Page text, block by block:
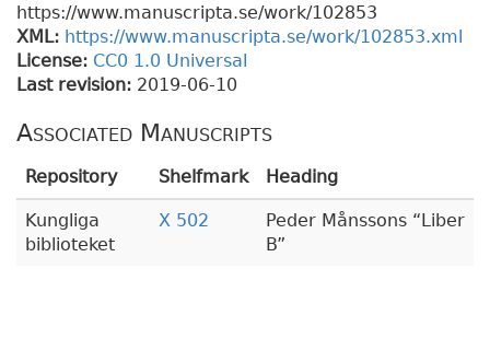
https://www.manuscripta.se/work/102853
XML: https://www.manuscripta.se/work/102853.xml
License: CC0 1.0 Universal
Last revision: 2019-06-10
Associated Manuscripts
Repository Shelfmark Heading
Kungliga
biblioteket
X 502 Peder Månssons
Liber
B